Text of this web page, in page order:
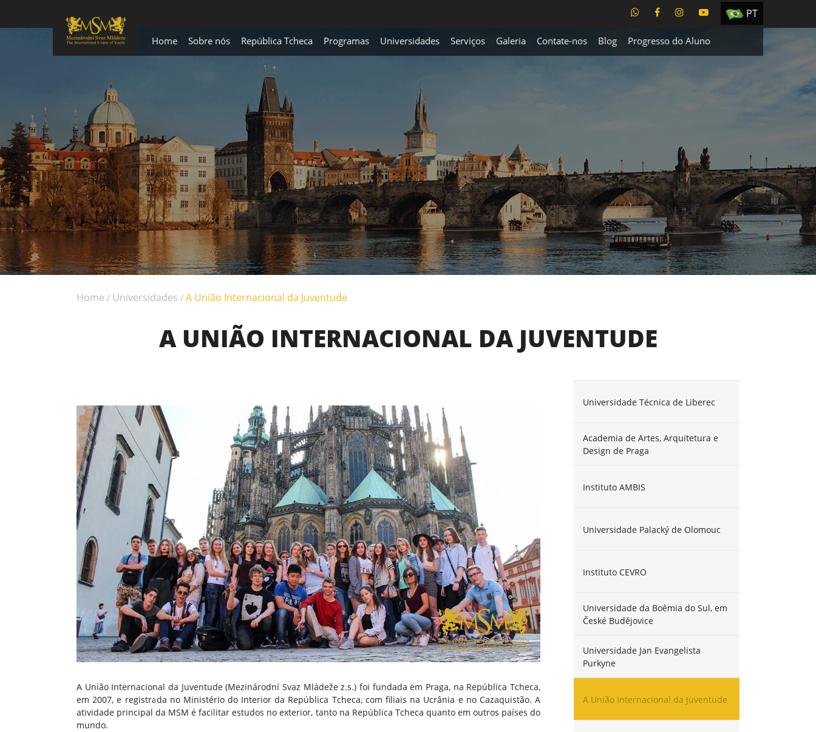
ES
PT
Home Sobre nós República Tcheca Programas Universidades Serviços Galeria Contate-nos Blog Progresso do Aluno
Home / Universidades / A União Internacional da Juventude
A UNIÃO INTERNACIONAL DA JUVENTUDE
A União Internacional da Juventude (Mezinárodní Svaz Mládeže z.s.) foi fundada em Praga, na República Tcheca,
em 2007, e registrada no Ministério do Interior da República Tcheca, com filiais na Ucrânia e no Cazaquistão. A
atividade principal da MSM é facilitar estudos no exterior, tanto na República Tcheca quanto em outros países do
mundo.
Universidade Técnica de Liberec
Academia de Artes, Arquitetura e
Design de Praga
Instituto AMBIS
Universidade Palacký de Olomouc
Instituto CEVRO
Universidade da Boêmia do Sul, em
České Budějovice
Universidade Jan Evangelista
Purkyne
A União Internacional da Juventude